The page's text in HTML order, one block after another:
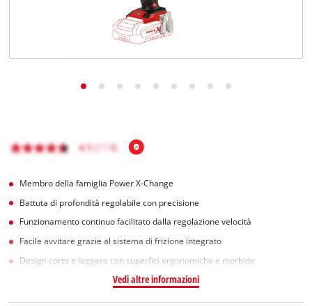
Membro della famiglia Power X-Change
Battuta di profondità regolabile con precisione
Funzionamento continuo facilitato dalla regolazione velocità
Facile avvitare grazie al sistema di frizione integrato
Design corto e leggero con superfici ergonomiche e morbide
Vedi altre informazioni